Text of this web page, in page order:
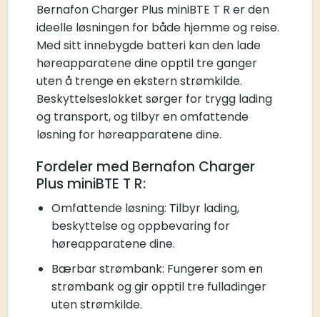
Bernafon Charger Plus miniBTE T R er den
ideelle løsningen for både hjemme og reise.
Med sitt innebygde batteri kan den lade
høreapparatene dine opptil tre ganger
uten å trenge en ekstern strømkilde.
Beskyttelseslokket sørger for trygg lading
og transport, og tilbyr en omfattende
løsning for høreapparatene dine.
Fordeler med Bernafon Charger
Plus miniBTE T R:
Omfattende løsning: Tilbyr lading,
beskyttelse og oppbevaring for
høreapparatene dine.
Bærbar strømbank: Fungerer som en
strømbank og gir opptil tre fulladinger
uten strømkilde.